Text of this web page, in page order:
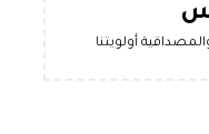
أولويتنا